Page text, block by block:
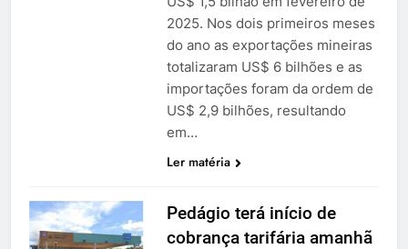
2025. Nos dois primeiros meses
do ano as exportações mineiras
totalizaram US$ 6 bilhões e as
importações foram da ordem de
US$ 2,9 bilhões, resultando
em…
Ler matéria
Pedágio terá início de
cobrança tarifária amanhã